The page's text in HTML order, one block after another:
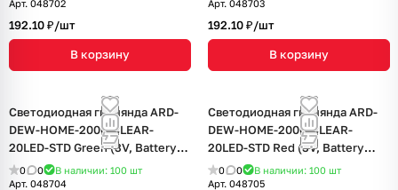
Арт. 048702
192.10 ₽/шт
В корзину
Арт. 048703
192.10 ₽/шт
В корзину
Светодиодная гирлянда ARD-
DEW-HOME-2000-CLEAR-
20LED-STD Green (3V, Battery
Pack) (Ardecoled, IP20)
0 0 В наличии: 100 шт
Арт. 048704
Светодиодная гирлянда ARD-
DEW-HOME-2000-CLEAR-
20LED-STD Red (3V, Battery
Pack) (Ardecoled, IP20)
0 0 В наличии: 100 шт
Арт. 048705